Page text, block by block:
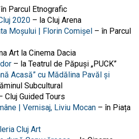
Parcul Etnografic
2020 – la Cluj Arena
Moşului | Florin Comișel – în Parcul
Art la Cinema Dacia
– la Teatrul de Păpuși „PUCK”
Acasă” cu Mădălina Pavăl și
Subcultural
Cluj Guided Tours
| Vernisaj, Liviu Mocan – în Piața
Cluj Art